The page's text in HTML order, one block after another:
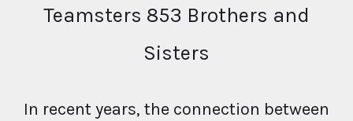
Teamsters 853 Brothers and
Sisters
In recent years, the connection between